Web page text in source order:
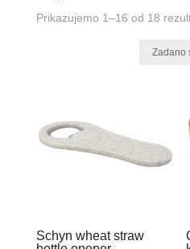
Prikazujemo 1–16 od 18
Schyn wheat straw